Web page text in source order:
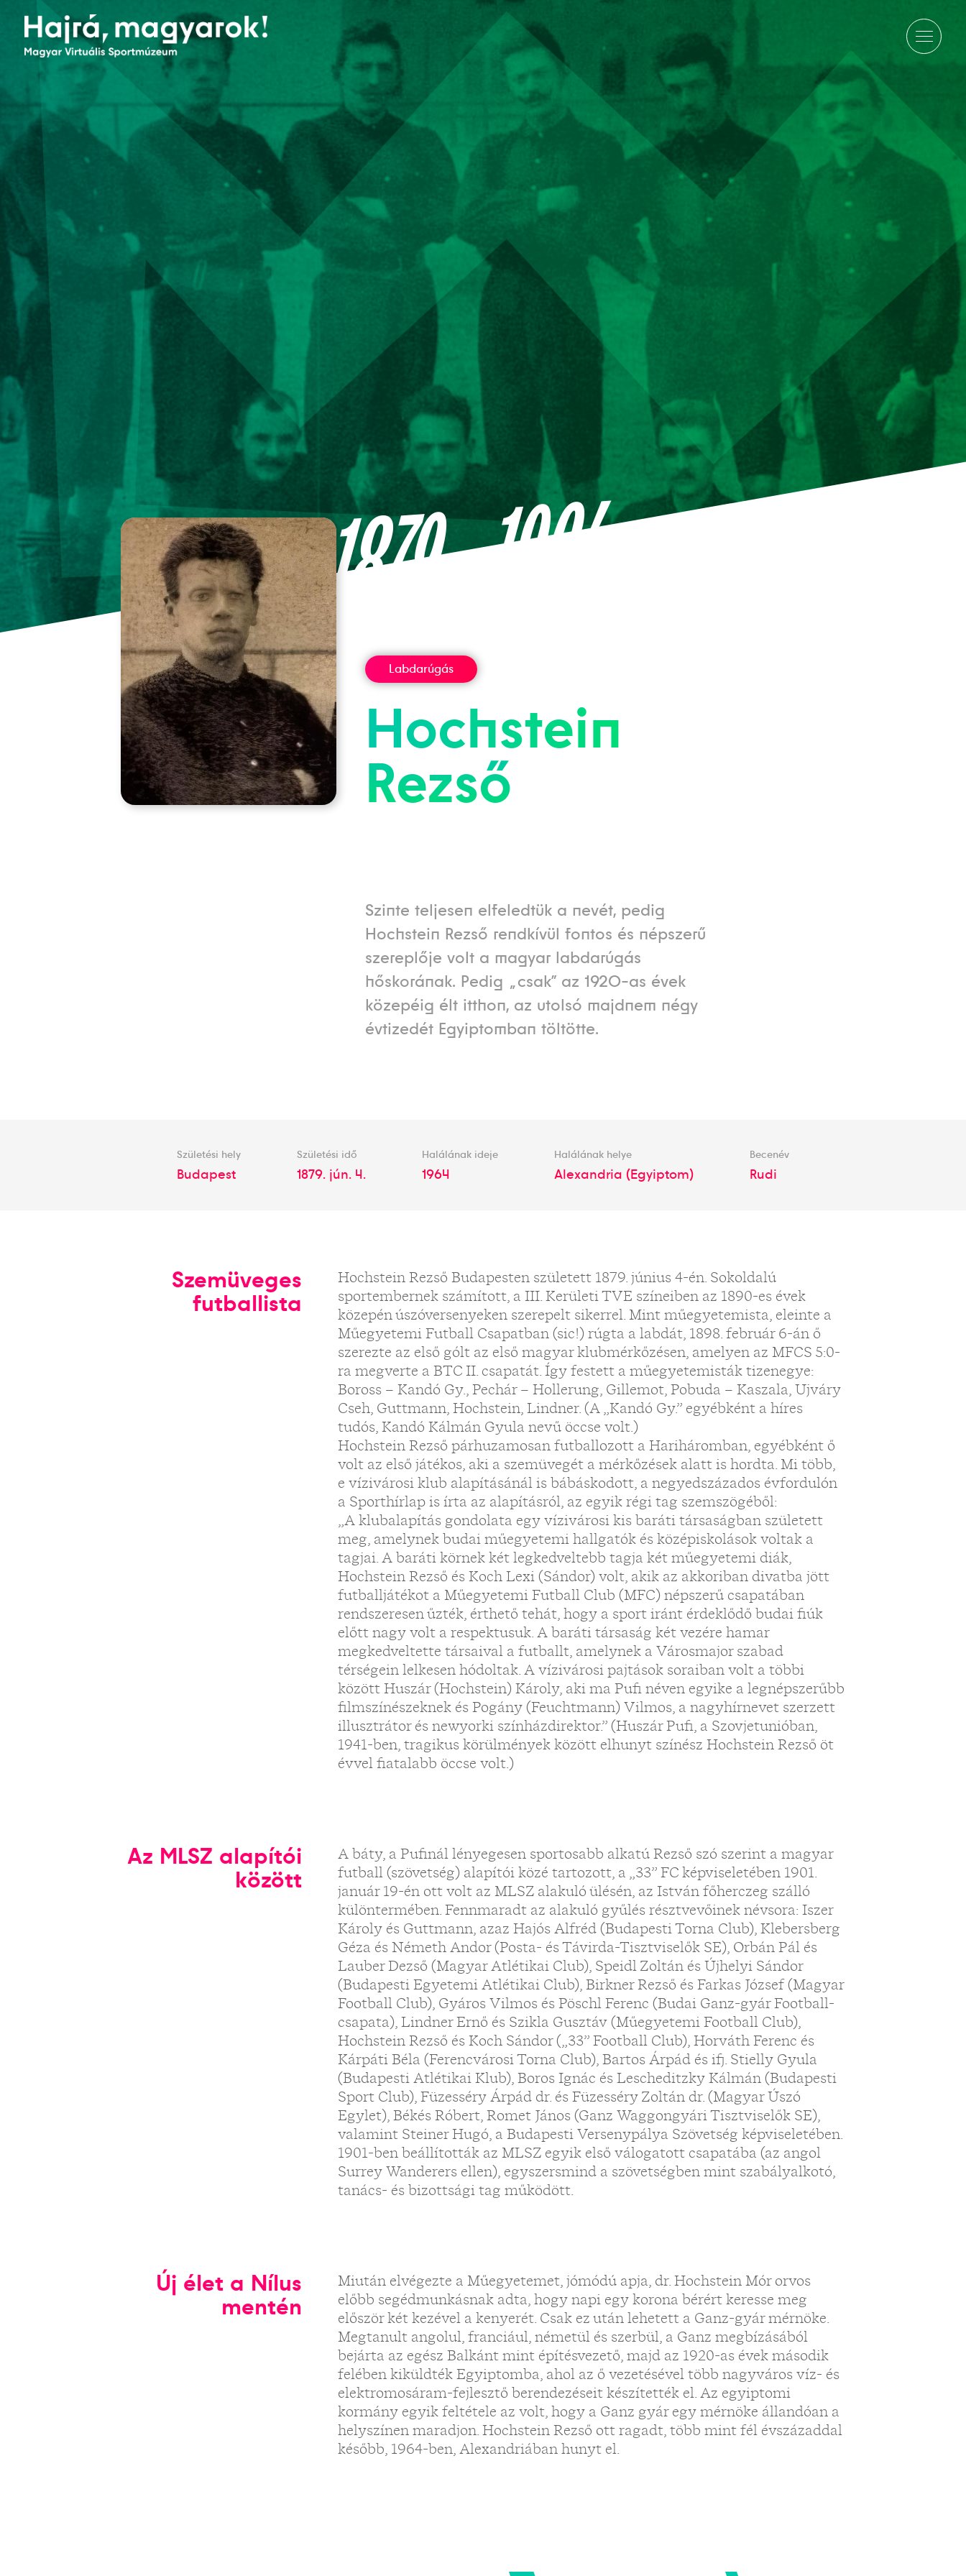
1879—1964
Labdarúgás
Hochstein
Rezső
Szinte teljesen elfeledtük a nevét, pedig
Hochstein Rezső rendkívül fontos és népszerű
szereplője volt a magyar labdarúgás
hőskorának. Pedig „csak” az 1920-as évek
közepéig élt itthon, az utolsó majdnem négy
évtizedét Egyiptomban töltötte.
Születési hely
Budapest
Születési idő
1879. jún. 4.
Halálának ideje
1964
Halálának helye
Alexandria (Egyiptom)
Becenév
Rudi
Szemüveges
futballista
Hochstein Rezső Budapesten született 1879. június 4-én. Sokoldalú
sportembernek számított, a III. Kerületi TVE színeiben az 1890-es évek
közepén úszóversenyeken szerepelt sikerrel. Mint műegyetemista, eleinte a
Műegyetemi Futball Csapatban (sic!) rúgta a labdát, 1898. február 6-án ő
szerezte az első gólt az első magyar klubmérkőzésen, amelyen az MFCS 5:0-
ra megverte a BTC II. csapatát. Így festett a műegyetemisták tizenegye:
Boross – Kandó Gy., Pechár – Hollerung, Gillemot, Pobuda – Kaszala, Ujváry
Cseh, Guttmann, Hochstein, Lindner. (A „Kandó Gy.” egyébként a híres
tudós, Kandó Kálmán Gyula nevű öccse volt.)
Hochstein Rezső párhuzamosan futballozott a Hariháromban, egyébként ő
volt az első játékos, aki a szemüvegét a mérkőzések alatt is hordta. Mi több,
e vízivárosi klub alapításánál is bábáskodott, a negyedszázados évfordulón
a Sporthírlap is írta az alapításról, az egyik régi tag szemszögéből:
„A klubalapítás gondolata egy vízivárosi kis baráti társaságban született
meg, amelynek budai műegyetemi hallgatók és középiskolások voltak a
tagjai. A baráti körnek két legkedveltebb tagja két műegyetemi diák,
Hochstein Rezső és Koch Lexi (Sándor) volt, akik az akkoriban divatba jött
futballjátékot a Műegyetemi Futball Club (MFC) népszerű csapatában
rendszeresen űzték, érthető tehát, hogy a sport iránt érdeklődő budai fiúk
előtt nagy volt a respektusuk. A baráti társaság két vezére hamar
megkedveltette társaival a futballt, amelynek a Városmajor szabad
térségein lelkesen hódoltak. A vízivárosi pajtások soraiban volt a többi
között Huszár (Hochstein) Károly, aki ma Pufi néven egyike a legnépszerűbb
filmszínészeknek és Pogány (Feuchtmann) Vilmos, a nagyhírnevet szerzett
illusztrátor és newyorki színházdirektor.” (Huszár Pufi, a Szovjetunióban,
1941-ben, tragikus körülmények között elhunyt színész Hochstein Rezső öt
évvel fiatalabb öccse volt.)
Az MLSZ alapítói
között
A báty, a Pufinál lényegesen sportosabb alkatú Rezső szó szerint a magyar
futball (szövetség) alapítói közé tartozott, a „33” FC képviseletében 1901.
január 19-én ott volt az MLSZ alakuló ülésén, az István főherczeg szálló
különtermében. Fennmaradt az alakuló gyűlés résztvevőinek névsora: Iszer
Károly és Guttmann, azaz Hajós Alfréd (Budapesti Torna Club), Klebersberg
Géza és Németh Andor (Posta- és Távirda-Tisztviselők SE), Orbán Pál és
Lauber Dezső (Magyar Atlétikai Club), Speidl Zoltán és Újhelyi Sándor
(Budapesti Egyetemi Atlétikai Club), Birkner Rezső és Farkas József (Magyar
Football Club), Gyáros Vilmos és Pöschl Ferenc (Budai Ganz-gyár Football-
csapata), Lindner Ernő és Szikla Gusztáv (Műegyetemi Football Club),
Hochstein Rezső és Koch Sándor („33” Football Club), Horváth Ferenc és
Kárpáti Béla (Ferencvárosi Torna Club), Bartos Árpád és ifj. Stielly Gyula
(Budapesti Atlétikai Klub), Boros Ignác és Lescheditzky Kálmán (Budapesti
Sport Club), Füzesséry Árpád dr. és Füzesséry Zoltán dr. (Magyar Úszó
Egylet), Békés Róbert, Romet János (Ganz Waggongyári Tisztviselők SE),
valamint Steiner Hugó, a Budapesti Versenypálya Szövetség képviseletében.
1901-ben beállították az MLSZ egyik első válogatott csapatába (az angol
Surrey Wanderers ellen), egyszersmind a szövetségben mint szabályalkotó,
tanács- és bizottsági tag működött.
Új élet a Nílus
mentén
Miután elvégezte a Műegyetemet, jómódú apja, dr. Hochstein Mór orvos
előbb segédmunkásnak adta, hogy napi egy korona bérért keresse meg
először két kezével a kenyerét. Csak ez után lehetett a Ganz-gyár mérnöke.
Megtanult angolul, franciául, németül és szerbül, a Ganz megbízásából
bejárta az egész Balkánt mint építésvezető, majd az 1920-as évek második
felében kiküldték Egyiptomba, ahol az ő vezetésével több nagyváros víz- és
elektromosáram-fejlesztő berendezéseit készítették el. Az egyiptomi
kormány egyik feltétele az volt, hogy a Ganz gyár egy mérnöke állandóan a
helyszínen maradjon. Hochstein Rezső ott ragadt, több mint fél évszázaddal
később, 1964-ben, Alexandriában hunyt el.